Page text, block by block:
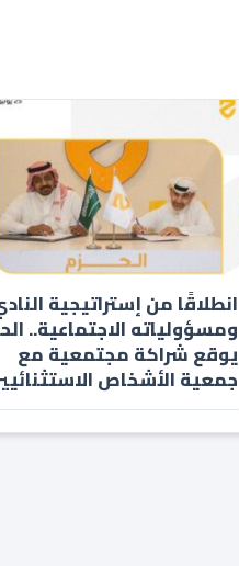
انطلاقًا من إستراتيجية
ومسؤولياته الاجتماعية..
يوقع شراكة مجتمعية مع
جمعية الأشخاص